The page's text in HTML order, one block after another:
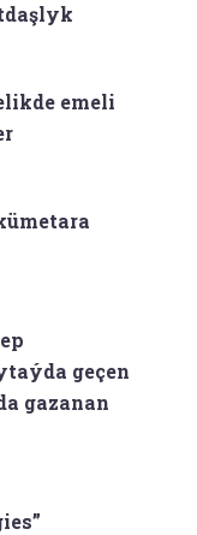
emeli
geçen
gazanan